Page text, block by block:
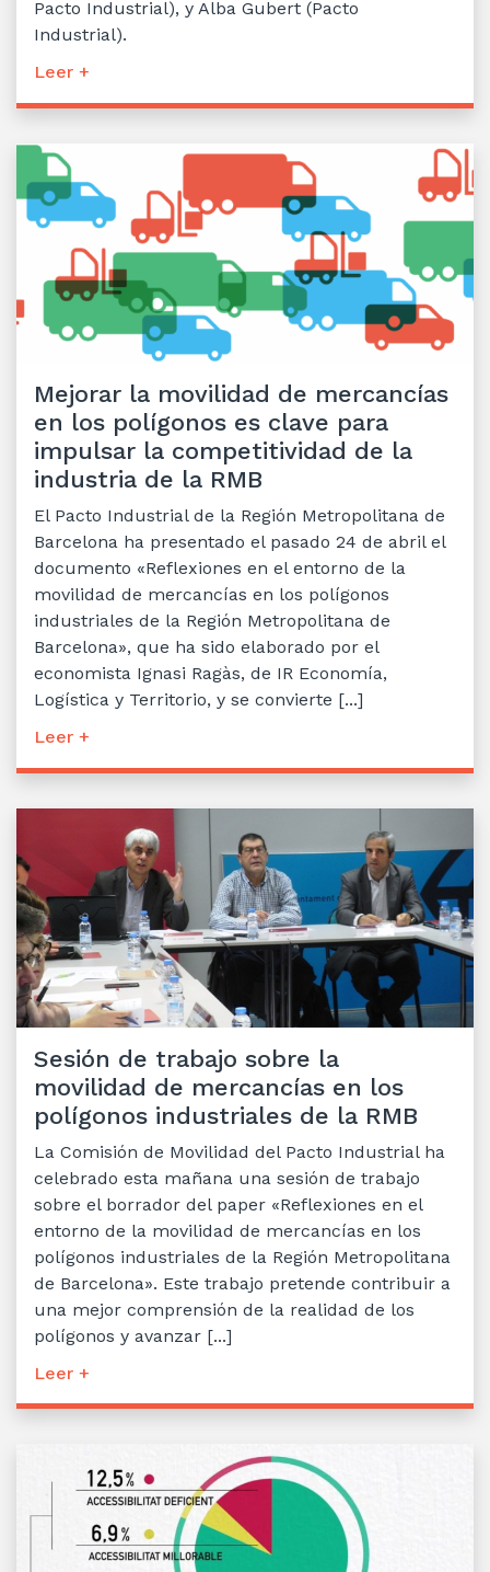
Pacto Industrial), y Alba Gubert (Pacto
Industrial).
Leer +
Mejorar la movilidad de mercancías
en los polígonos es clave para
impulsar la competitividad de la
industria de la RMB
El Pacto Industrial de la Región Metropolitana de
Barcelona ha presentado el pasado 24 de abril el
documento «Reflexiones en el entorno de la
movilidad de mercancías en los polígonos
industriales de la Región Metropolitana de
Barcelona», que ha sido elaborado por el
economista Ignasi Ragàs, de IR Economía,
Logística y Territorio, y se convierte [...]
Leer +
Sesión de trabajo sobre la
movilidad de mercancías en los
polígonos industriales de la RMB
La Comisión de Movilidad del Pacto Industrial ha
celebrado esta mañana una sesión de trabajo
sobre el borrador del paper «Reflexiones en el
entorno de la movilidad de mercancías en los
polígonos industriales de la Región Metropolitana
de Barcelona». Este trabajo pretende contribuir a
una mejor comprensión de la realidad de los
polígonos y avanzar [...]
Leer +